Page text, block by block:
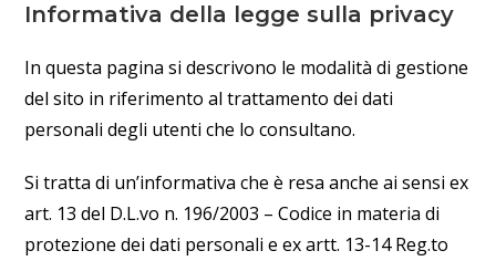
Informativa della legge sulla privacy
In questa pagina si descrivono le modalità di gestione
del sito in riferimento al trattamento dei dati
personali degli utenti che lo consultano.
Si tratta di un’informativa che è resa anche ai sensi ex
art. 13 del D.L.vo n. 196/2003 – Codice in materia di
protezione dei dati personali e ex artt. 13-14 Reg.to